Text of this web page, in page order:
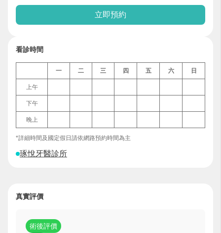
看診時間
一 二 三 四 五 六 日
上午
下午
晚上
*詳細時間及國定假日請依網路預約時間為主
琢悅牙醫診所
立即預約
真實評價
術後評價